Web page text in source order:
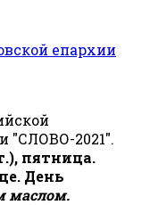
епархии
"СЛОВО-2021".
пятница.
День
маслом.